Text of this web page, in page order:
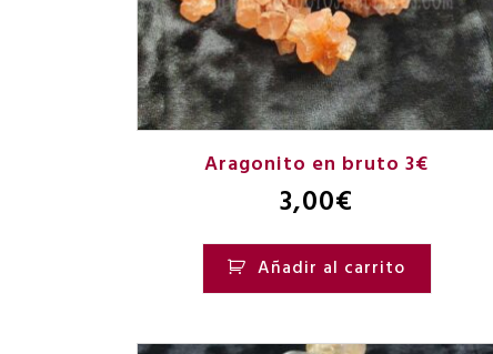
Aragonito en bruto 3€
3,00€
Añadir al carrito